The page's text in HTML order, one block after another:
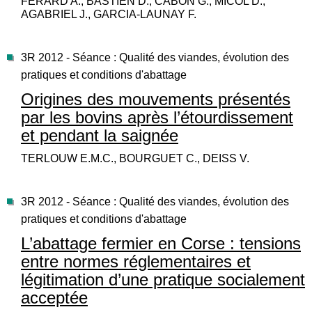
AGABRIEL J., GARCIA-LAUNAY F.
3R 2012 - Séance : Qualité des viandes, évolution des
pratiques et conditions d'abattage
Origines des mouvements présentés
par les bovins après l’étourdissement
et pendant la saignée
TERLOUW E.M.C., BOURGUET C., DEISS V.
3R 2012 - Séance : Qualité des viandes, évolution des
pratiques et conditions d'abattage
L’abattage fermier en Corse : tensions
entre normes réglementaires et
légitimation d’une pratique socialement
acceptée